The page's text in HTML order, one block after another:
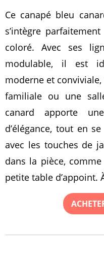
Ce canapé bleu
s’intègre
coloré. Avec ses
modulable, il est
moderne et
familiale ou une
canard apporte
d’élégance, tout en
avec les touches de
dans la pièce,
petite table d’appoint.